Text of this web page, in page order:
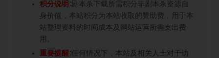
积分说明 ∶剧本杀下载所需积分非剧本杀资源自
身价值，本站积分为本站收取的赞助费，用于本
站整理资料的时间成本及网站运营所需支出费
用。
重要提醒 ∶任何情况下，本站及相关人士对于访